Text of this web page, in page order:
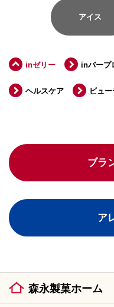
アイス
inゼリー inバープ
ヘルスケア ビュ
ブラ
ア
森永製菓ホーム